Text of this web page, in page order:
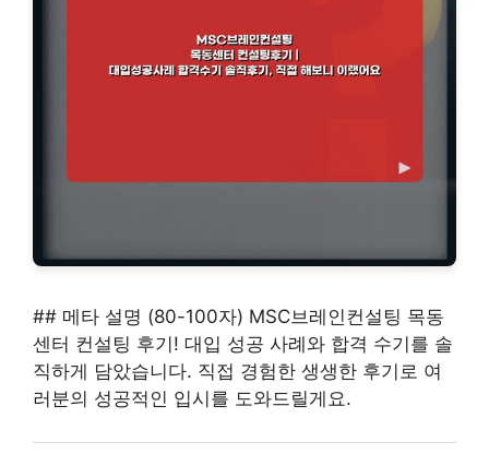
## 메타 설명 (80-100자) MSC브레인컨설팅 목동
센터 컨설팅 후기! 대입 성공 사례와 합격 수기를 솔
직하게 담았습니다. 직접 경험한 생생한 후기로 여
러분의 성공적인 입시를 도와드릴게요.